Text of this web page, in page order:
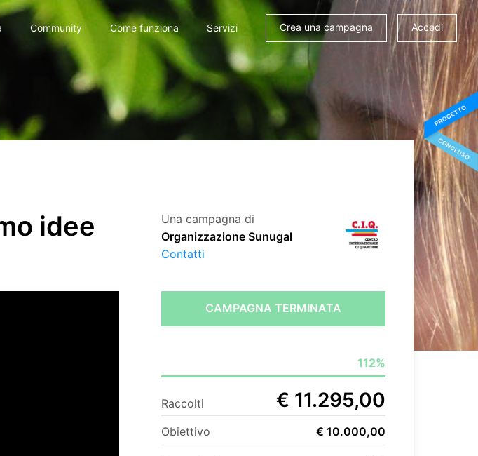
Community Come funziona Servizi Crea una campagna Accedi
idee
Una campagna di
Organizzazione Sunugal
Contatti
CAMPAGNA TERMINATA
112%
Raccolti € 11.295,00
Obiettivo € 10.000,00